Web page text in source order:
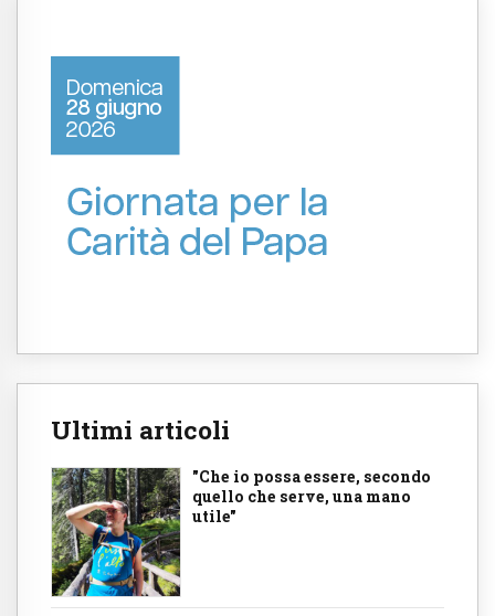
Ultimi articoli
"Che io possa essere, secondo
quello che serve, una mano
utile"